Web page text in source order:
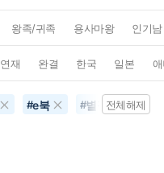
왕족/귀족 용사마왕 인기남
연재 완결 한국 일본
#e북 #별점500개이상
전체해제